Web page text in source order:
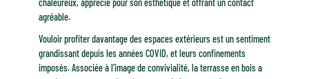
chaleureux, apprécié pour son esthétique et offrant un contact
agréable.
Vouloir profiter davantage des espaces extérieurs est un sentiment
grandissant depuis les années COVID, et leurs confinements
imposés. Associée à l’image de convivialité, la terrasse en bois a